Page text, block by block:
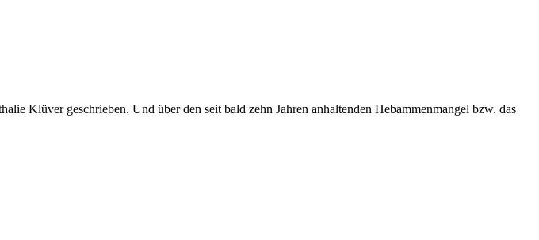
Klüver geschrieben. Und über den seit bald zehn Jahren anhaltenden Hebammenmangel bzw. das